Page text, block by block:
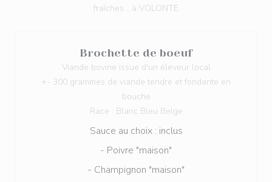
fraîches... à VOLONTE
Brochette de boeuf
Viande bovine issue d'un éleveur local
+- 300 grammes de viande tendre et fondante en
bouche
Race : Blanc Bleu Belge
Sauce au choix : inclus
- Poivre "maison"
- Champignon "maison"